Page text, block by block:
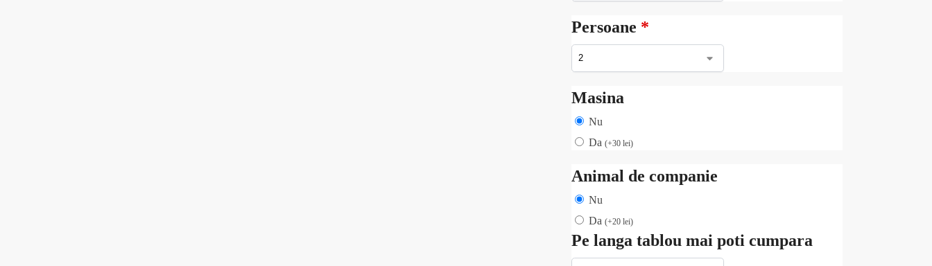
Persoane *
Masina
Nu
Da(+30lei)
Animal de companie
Nu
Da(+20lei)
Pe langa tablou mai poti cumpara